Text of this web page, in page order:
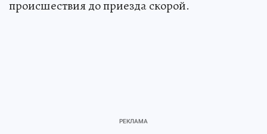
происшествия до приезда скорой.